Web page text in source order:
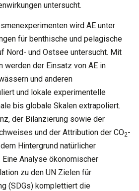
untersucht.
wird AE unter
für benthische und pelagische
Nord- und Ostsee untersucht. Mit
werden der Einsatz von AE in
und anderen
und lokale experimentelle
bis globale Skalen extrapoliert.
der Bilanzierung sowie der
und der Attribution der CO2-
Hintergrund natürlicher
Analyse ökonomischer
zu den UN Zielen für
(SDGs) komplettiert die